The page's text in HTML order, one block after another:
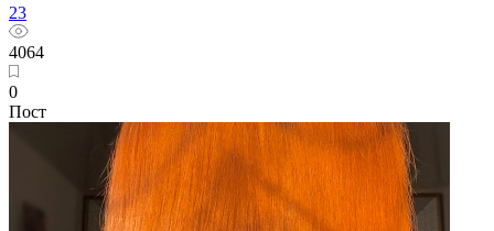
23
4064
0
Пост